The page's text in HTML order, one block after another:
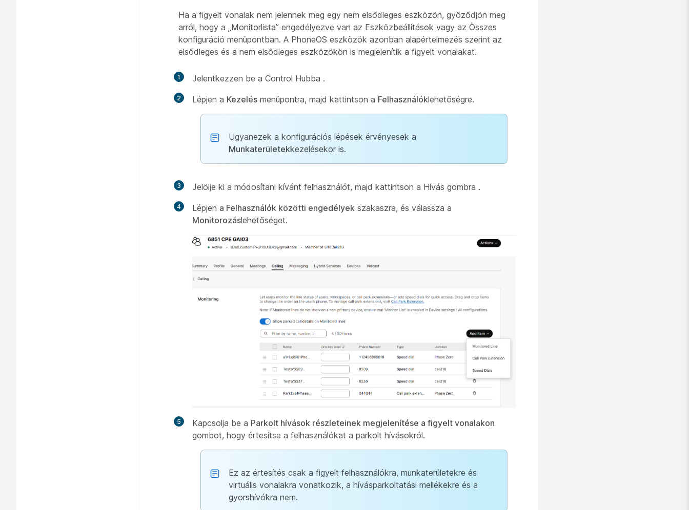
Ha a figyelt vonalak nem jelennek meg egy nem elsődleges eszközön, győződjön meg
arról, hogy a „Monitorlista” engedélyezve van az Eszközbeállítások vagy az Összes
konfiguráció menüpontban. A PhoneOS eszközök azonban alapértelmezés szerint az
elsődleges és a nem elsődleges eszközökön is megjelenítik a figyelt vonalakat.
1 Jelentkezzen be a Control Hubba .
2 Lépjen a Kezelés menüpontra, majd kattintson a Felhasználóklehetőségre.
Ugyanezek a konfigurációs lépések érvényesek a
Munkaterületekkezelésekor is.
3 Jelölje ki a módosítani kívánt felhasználót, majd kattintson a Hívás gombra .
4 Lépjen a Felhasználók közötti engedélyek szakaszra, és válassza a
Monitorozáslehetőséget.
5 Kapcsolja be a Parkolt hívások részleteinek megjelenítése a figyelt vonalakon
gombot, hogy értesítse a felhasználókat a parkolt hívásokról.
Ez az értesítés csak a figyelt felhasználókra, munkaterületekre és
virtuális vonalakra vonatkozik, a hívásparkoltatási mellékekre és a
gyorshívókra nem.